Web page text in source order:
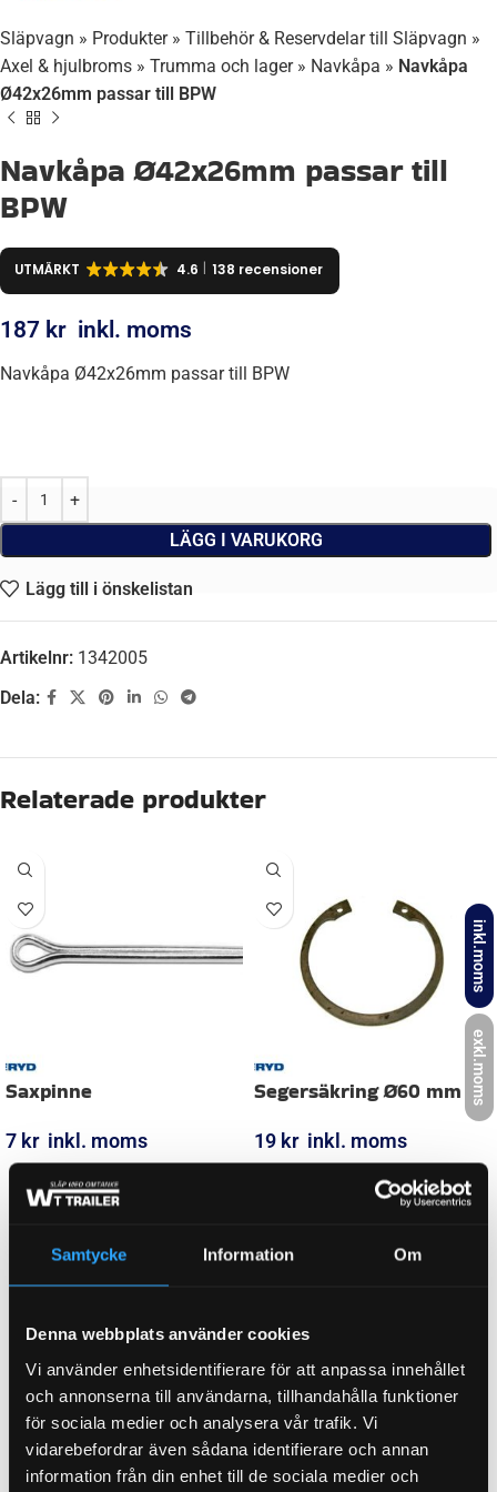
Samtycke Information Om
Denna webbplats använder cookies
Vi använder enhetsidentifierare för att anpassa innehållet
och annonserna till användarna, tillhandahålla funktioner
för sociala medier och analysera vår trafik. Vi
vidarebefordrar även sådana identifierare och annan
information från din enhet till de sociala medier och
inkl.moms
exkl.moms
Släpvagn » Produkter» Tillbehör & Reservdelar till Släpvagn »
Axel & hjulbroms » Trumma och lager» Navkåpa » Navkåpa
Ø42x26mm passar till BPW
Navkåpa Ø42x26mm passar till
BPW
UTMÄRKT 4.6 138 recensioner
187 kr inkl. moms
Navkåpa Ø42x26mm passar till BPW
LÄGG I VARUKORG
Lägg till i önskelistan
Artikelnr: 1342005
Dela:
Beskrivning
FABRIKAT BPW
42,00 mm
26,00 mm
HJULBROMSDIMENSION 160×35
FABRIKAT / PASSAR TILL